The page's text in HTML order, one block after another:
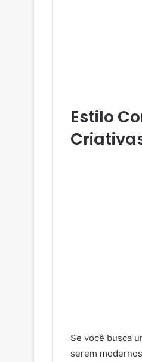
Estilo
Se você busca
serem